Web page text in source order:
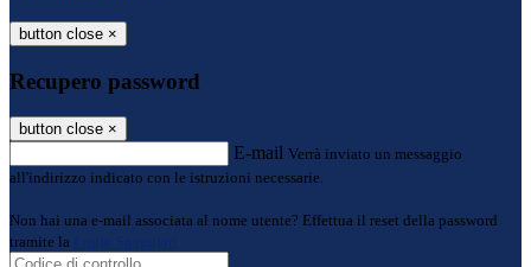
button close ×
Recupero password
button close ×
E-mail Verrà inviato un messaggio
all'indirizzo indicato con le istruzioni necessarie.
Non hai una e-mail associata al nome utente? Effettua il reset della password
tramite la
Login Spaggiari